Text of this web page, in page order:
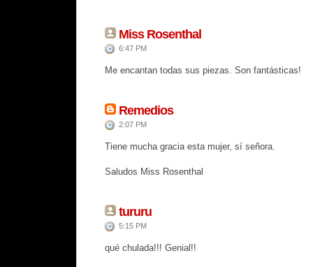
Miss Rosenthal
6:47 PM
Me encantan todas sus piezas. Son fantásticas!
Remedios
2:07 PM
Tiene mucha gracia esta mujer, sí señora.
Saludos Miss Rosenthal
tururu
5:15 PM
qué chulada!!! Genial!!